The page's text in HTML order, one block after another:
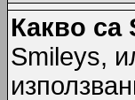
Какво са
Smileys,